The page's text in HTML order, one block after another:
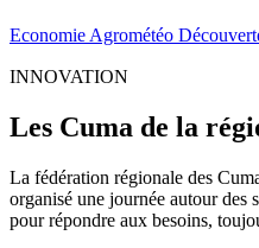
Economie Agrométéo
INNOVATION
Les Cuma de la
La fédération régionale des
organisé une journée autour des
pour répondre aux besoins,